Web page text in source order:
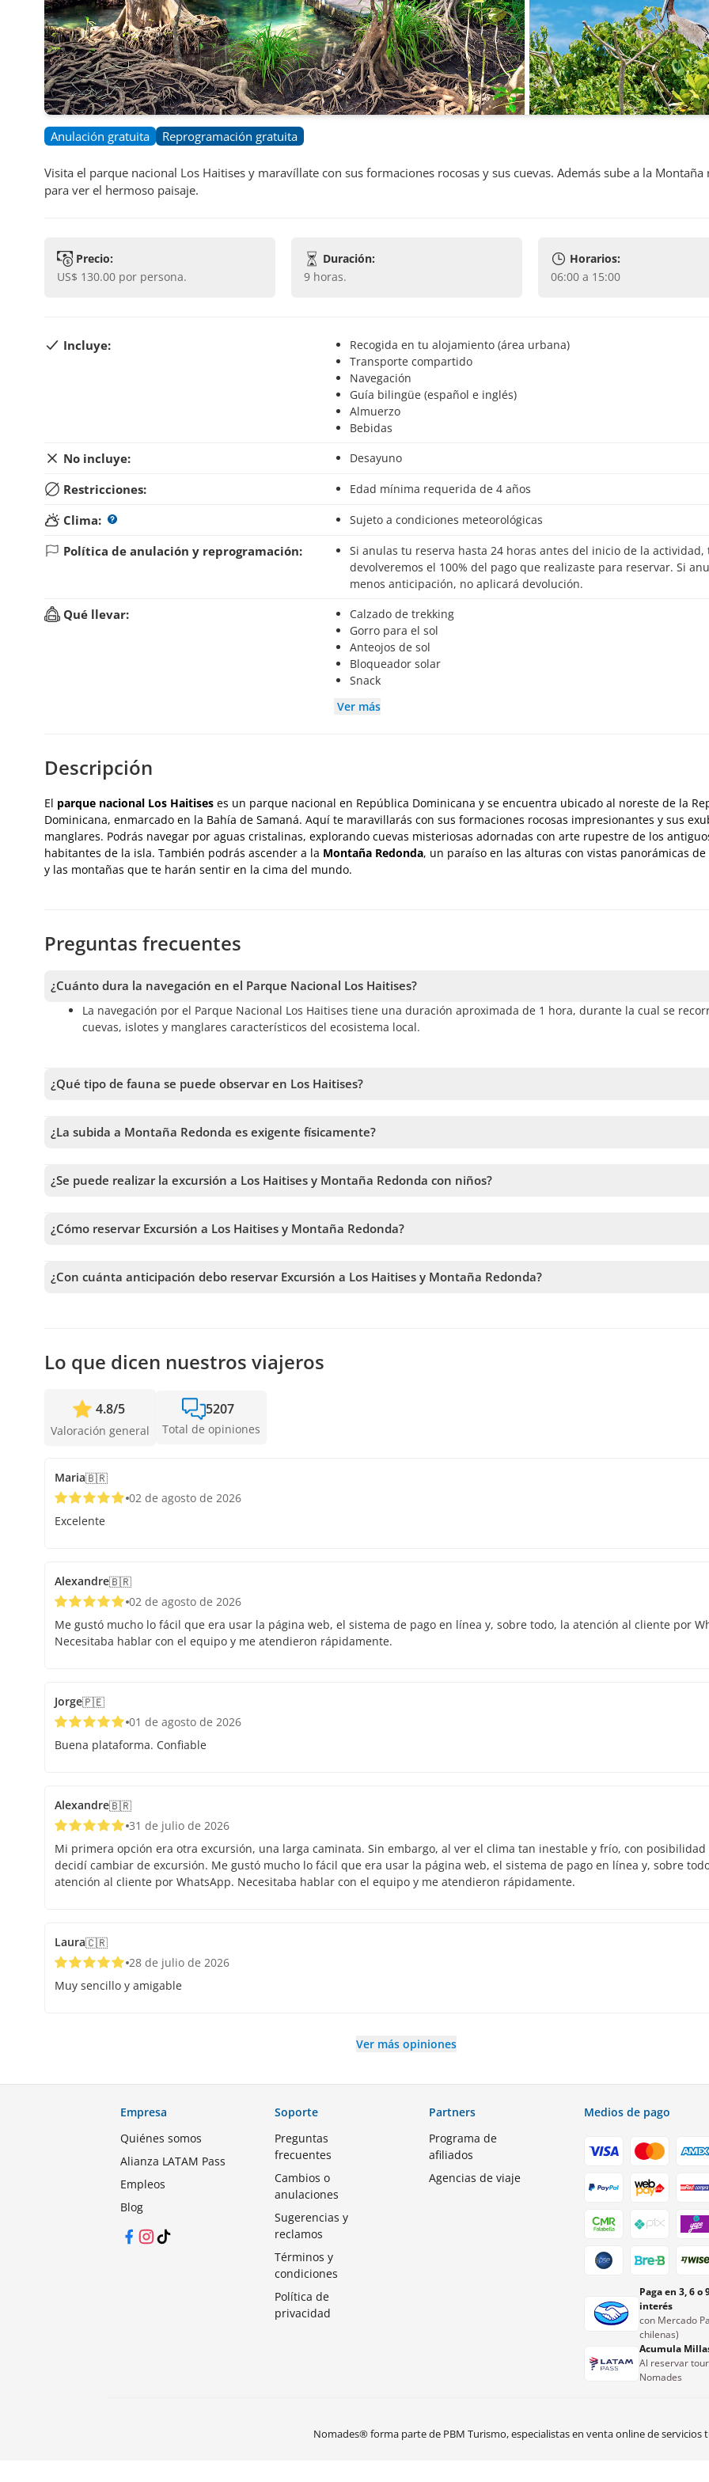
Anulación gratuita Reprogramación gratuita
Visita el parque nacional Los Haitises y maravíllate con sus formaciones rocosas y sus cuevas. Además sube a la Montaña
para ver el hermoso paisaje.
Precio:
US$ 130.00 por persona.
Duración:
9 horas.
Horarios:
06:00 a 15:00
Incluye:
Recogida en tu alojamiento (área urbana)
Transporte compartido
Navegación
Guía bilingüe (español e inglés)
Almuerzo
Bebidas
No incluye: Desayuno
Restricciones: Edad mínima requerida de 4 años
Clima: Sujeto a condiciones meteorológicas
Política de anulación y reprogramación:
Si anulas tu reserva hasta 24 horas antes del inicio de la actividad, te
devolveremos el 100% del pago que realizaste para reservar. Si
menos anticipación, no aplicará devolución.
Qué llevar:
Calzado de trekking
Gorro para el sol
Anteojos de sol
Bloqueador solar
Snack
Ver más
Descripción
El parque nacional Los Haitises es un parque nacional en República Dominicana y se encuentra ubicado al noreste de la
Dominicana, enmarcado en la Bahía de Samaná. Aquí te maravillarás con sus formaciones rocosas impresionantes y sus
manglares. Podrás navegar por aguas cristalinas, explorando cuevas misteriosas adornadas con arte rupestre de los
habitantes de la isla. También podrás ascender a la Montaña Redonda, un paraíso en las alturas con vistas panorámicas de
y las montañas que te harán sentir en la cima del mundo.
Preguntas frecuentes
¿Cuánto dura la navegación en el Parque Nacional Los Haitises?
La navegación por el Parque Nacional Los Haitises tiene una duración aproximada de 1 hora, durante la cual se
cuevas, islotes y manglares característicos del ecosistema local.
¿Qué tipo de fauna se puede observar en Los Haitises?
crustáceos y otros animales que habitan los manglares.
¿La subida a Montaña Redonda es exigente físicamente?
visitantes pueden disfrutar de columpios panorámicos y hamacas con vistas espectaculares.
¿Se puede realizar la excursión a Los Haitises y Montaña Redonda con niños?
¿Cómo reservar Excursión a Los Haitises y Montaña Redonda?
podrás agregar más tours antes de confirmar tu reserva.
¿Con cuánta anticipación debo reservar Excursión a Los Haitises y Montaña Redonda?
Lo que dicen nuestros viajeros
4.8/5
Valoración general
5207
Total de opiniones
Maria🇧🇷
02 de agosto de 2026
Excelente
Alexandre🇧🇷
02 de agosto de 2026
Me gustó mucho lo fácil que era usar la página web, el sistema de pago en línea y, sobre todo, la atención al cliente por
Necesitaba hablar con el equipo y me atendieron rápidamente.
Jorge🇵🇪
01 de agosto de 2026
Buena plataforma. Confiable
Alexandre🇧🇷
31 de julio de 2026
Mi primera opción era otra excursión, una larga caminata. Sin embargo, al ver el clima tan inestable y frío, con posibilidad
decidí cambiar de excursión. Me gustó mucho lo fácil que era usar la página web, el sistema de pago en línea y, sobre
atención al cliente por WhatsApp. Necesitaba hablar con el equipo y me atendieron rápidamente.
Laura🇨🇷
28 de julio de 2026
Muy sencillo y amigable
Ver más opiniones
Empresa
Quiénes somos
Alianza LATAM Pass
Empleos
Blog
Facebook
Instagram
TikTok
Soporte
Preguntas
frecuentes
Cambios o
anulaciones
Sugerencias y
reclamos
Términos y
condiciones
Política de
privacidad
Partners
Programa de
afiliados
Agencias de viaje
Medios de pago
Paga en 3, 6 o
interés
con Mercado
chilenas)
Acumula
Al reservar
Nomades
Nomades® forma parte de PBM Turismo, especialistas en venta online de servicios